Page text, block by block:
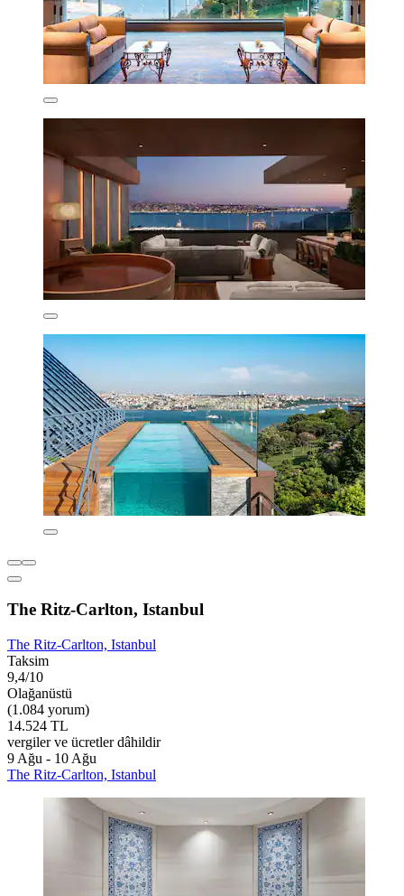
The Ritz-Carlton, Istanbul
The Ritz-Carlton, Istanbul
Taksim
9,4/10
Olağanüstü
(1.084 yorum)
14.524 TL
vergiler ve ücretler dâhildir
9 Ağu - 10 Ağu
The Ritz-Carlton, Istanbul